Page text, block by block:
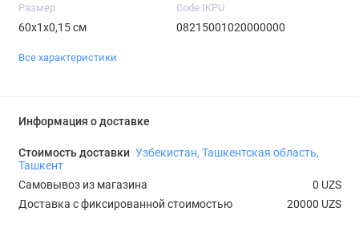
Размер
60х1х0,15 см
Code IKPU
08215001020000000
Все характеристики
Информация о доставке
Стоимость доставки Узбекистан, Ташкентская область,
Ташкент
Самовывоз из магазина
0 UZS
Доставка с фиксированной стоимостью
20000 UZS